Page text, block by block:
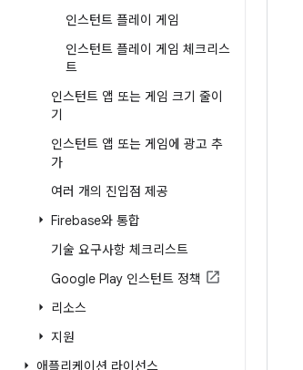
인스턴트 플레이 게임
인스턴트 플레이 게임 체크리스
트
인스턴트 앱 또는 게임 크기 줄이
기
인스턴트 앱 또는 게임에 광고 추
가
여러 개의 진입점 제공
Firebase와 통합
기술 요구사항 체크리스트
Google Play 인스턴트 정책
리소스
지원
애플리케이션 라이선스